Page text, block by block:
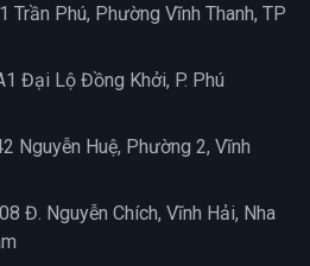
Trần Phú, Phường Vĩnh Thanh, TP
Đại Lộ Đồng Khởi, P. Phú
Nguyễn Huệ, Phường 2, Vĩnh
Đ. Nguyễn Chích, Vĩnh Hải, Nha